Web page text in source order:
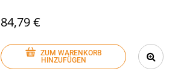
84,79 €
ZUM WARENKORB
HINZUFÜGEN